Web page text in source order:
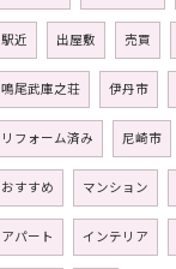
駅近 出屋敷 売買
鳴尾武庫之荘 伊丹市
リフォーム済み 尼崎市
おすすめ マンション
アパート インテリア